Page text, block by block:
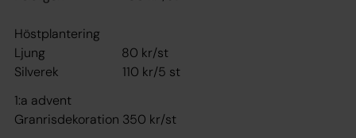
Höstplantering
Ljung 80 kr/st
Silverek 110 kr/5 st
1:a advent
Granrisdekoration 350 kr/st